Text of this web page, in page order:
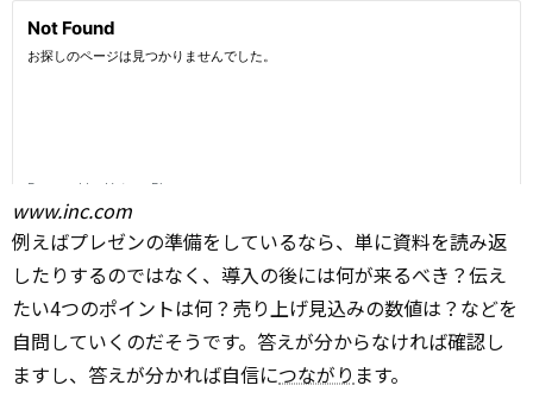
www.inc.com
例えばプレゼンの準備をしているなら、単に資料を読み返
したりするのではなく、導入の後には何が来るべき？伝え
たい4つのポイントは何？売り上げ見込みの数値は？などを
自問していくのだそうです。答えが分からなければ確認し
ますし、答えが分かれば自信につながり ます。